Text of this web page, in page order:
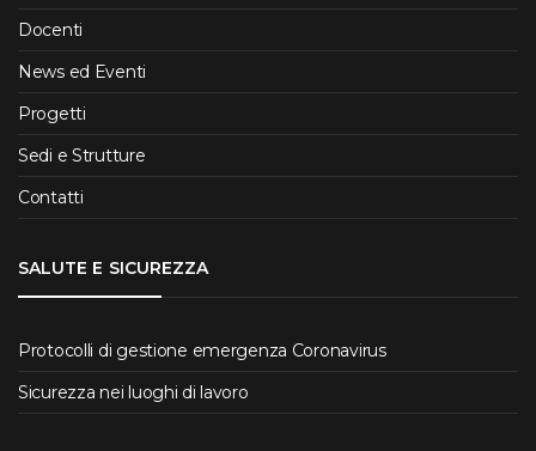
Docenti
News ed Eventi
Progetti
Sedi e Strutture
Contatti
SALUTE E SICUREZZA
Protocolli di gestione emergenza Coronavirus
Sicurezza nei luoghi di lavoro